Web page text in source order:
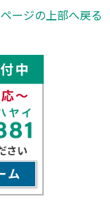
ページの上部へ戻る